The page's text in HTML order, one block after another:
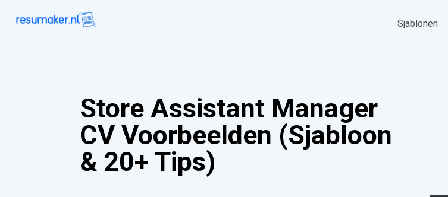
Sjablonen
Store Assistant Manager
CV Voorbeelden (Sjabloon
& 20+ Tips)